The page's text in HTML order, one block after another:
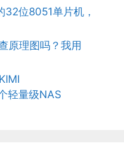
位8051单片机，
原理图吗？我用
轻量级NAS